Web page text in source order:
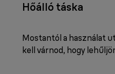
Hőálló táska
Mostantól a használat
kell várnod, hogy